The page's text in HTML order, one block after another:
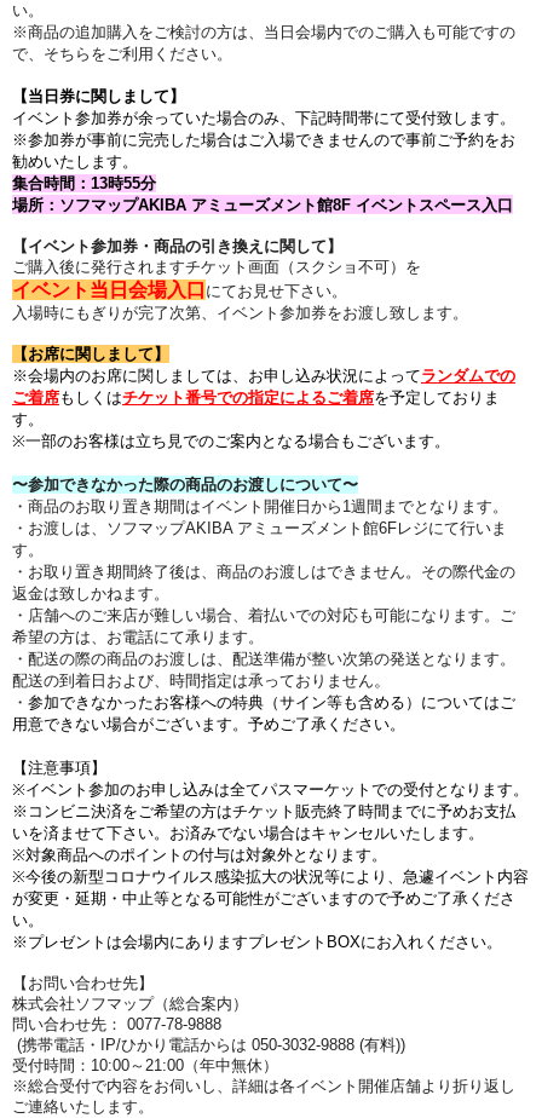
い。
※商品の追加購入をご検討の方は、当日会場内でのご購入も可能ですの
で、そちらをご利用ください。
【当日券に関しまして】
イベント参加券が余っていた場合のみ、下記時間帯にて受付致します。
※参加券が事前に完売した場合はご入場できませんので事前ご予約をお
勧めいたします。
集合時間：13時55分
場所： ソフマップAKIBA アミューズメント館8F イベントスペース入口
【イベント参加券・商品の引き換えに関して】
ご購入後に発行されますチケット画面（スクショ不可）を
イベント当日会場入口 にてお見せ下さい。
入場時にもぎりが完了次第、イベント参加券をお渡し致します。
【お席に関しまして】
※会場内のお席に関しましては、 お申し込み状況によってランダムでの
ご着席もしくはチケット番号での指定によるご着席を予定しておりま
す。
※一部のお客様は立ち見でのご案内となる場合もございます。
〜参加できなかった際の商品のお渡しについて〜
・商品のお取り置き期間はイベント開催日から1週間までとなります。
・お渡しは、ソフマップAKIBA アミューズメント館6Fレジにて行いま
す。
・お取り置き期間終了後は、商品のお渡しはできません。その際代金の
返金は致しかねます。
・店舗へのご来店が難しい場合、着払いでの対応も可能になります。ご
希望の方は、お電話にて承ります。
・配送の際の商品のお渡しは、配送準備が整い次第の発送となります。
配送の到着日および、時間指定は承っておりません。
・ 参加できなかったお客様への特典（サイン等も含める）についてはご
用意できない場合がございます。 予めご了承ください。
【注意事項】
※イベント参加のお申し込みは全てパスマーケットでの受付となります。
※コンビニ決済をご希望の方はチケット販売終了時間までに予めお支払
いを済ませて下さい。お済みでない場合はキャンセルいたします。
※対象商品へのポイントの付与は対象外となります。
※今後の新型コロナウイルス感染拡大の状況等により、急遽イベント内容
が変更・延期・中止等となる可能性がございますので予めご了承くださ
い。
※プレゼントは会場内にありますプレゼントBOXにお入れください。
【お問い合わせ先】
株式会社ソフマップ（総合案内）
問い合わせ先： 0077-78-9888
(携帯電話・IP/ひかり電話からは 050-3032-9888 (有料))
受付時間：10:00～21:00（年中無休）
※総合受付で内容をお伺いし、詳細は各イベント開催店舗より折り返し
ご連絡いたします。